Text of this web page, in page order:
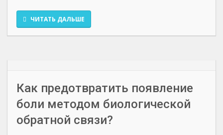
ЧИТАТЬ ДАЛЬШЕ
Как предотвратить появление
боли методом биологической
обратной связи?